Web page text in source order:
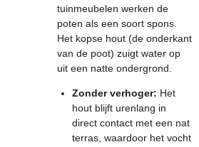
tuinmeubelen werken de
poten als een soort spons.
Het kopse hout (de onderkant
van de poot) zuigt water op
uit een natte ondergrond.
Zonder verhoger: Het
hout blijft urenlang in
direct contact met een nat
terras, waardoor het vocht